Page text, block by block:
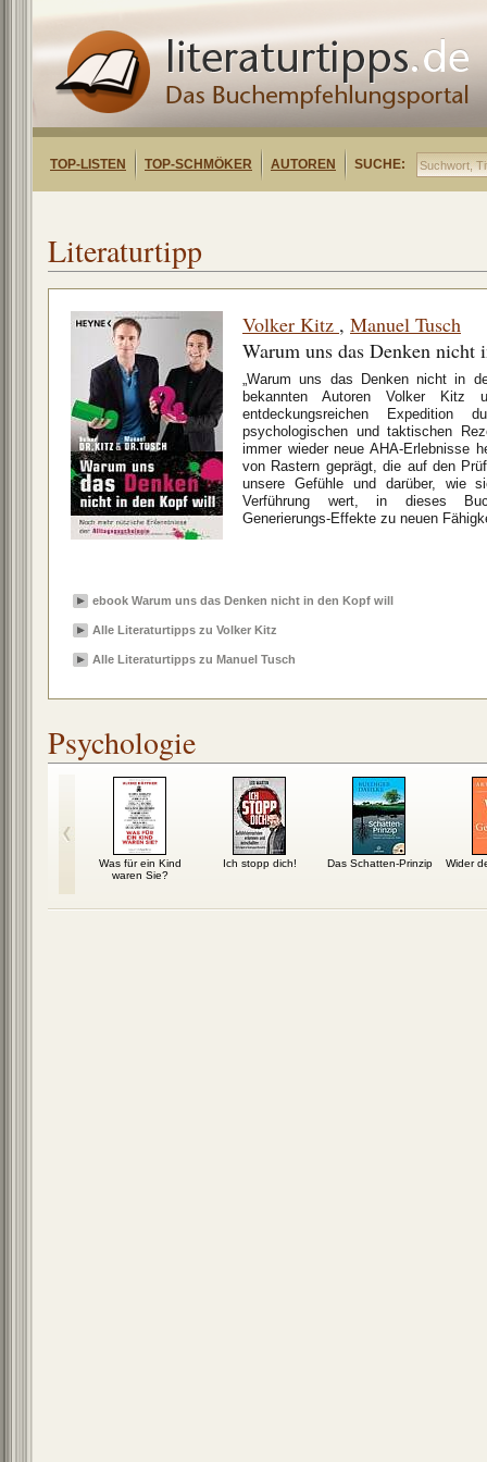
TOP-LISTEN TOP-SCHMÖKER AUTOREN SUCHE:
Literaturtipp
Volker Kitz , Manuel Tusch
Warum uns das Denken
„Warum uns das Denken nicht in
bekannten Autoren Volker Kitz
entdeckungsreichen
psychologischen und taktischen
immer wieder neue AHA-Erlebnisse
von Rastern geprägt, die auf den
unsere Gefühle und darüber, wie
Verführung wert, in dieses
Generierungs-Effekte zu neuen
ebook Warum uns das Denken nicht in den Kopf will
Alle Literaturtipps zu Volker Kitz
Alle Literaturtipps zu Manuel Tusch
Psychologie
Was für ein Kind
waren Sie?
Ich stopp dich! Das Schatten-Prinzip Wider